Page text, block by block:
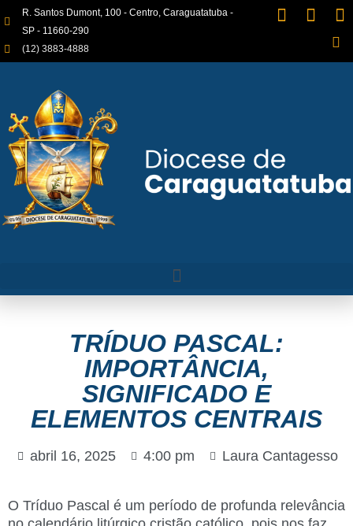
R. Santos Dumont, 100 - Centro, Caraguatatuba -
SP - 11660-290
(12) 3883-4888
TRÍDUO PASCAL:
IMPORTÂNCIA,
SIGNIFICADO E
ELEMENTOS CENTRAIS
abril 16, 2025 4:00 pm Laura Cantagesso
O Tríduo Pascal é um período de profunda relevância